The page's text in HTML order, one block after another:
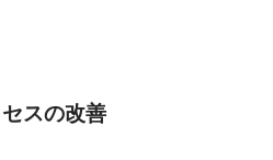
スの改善